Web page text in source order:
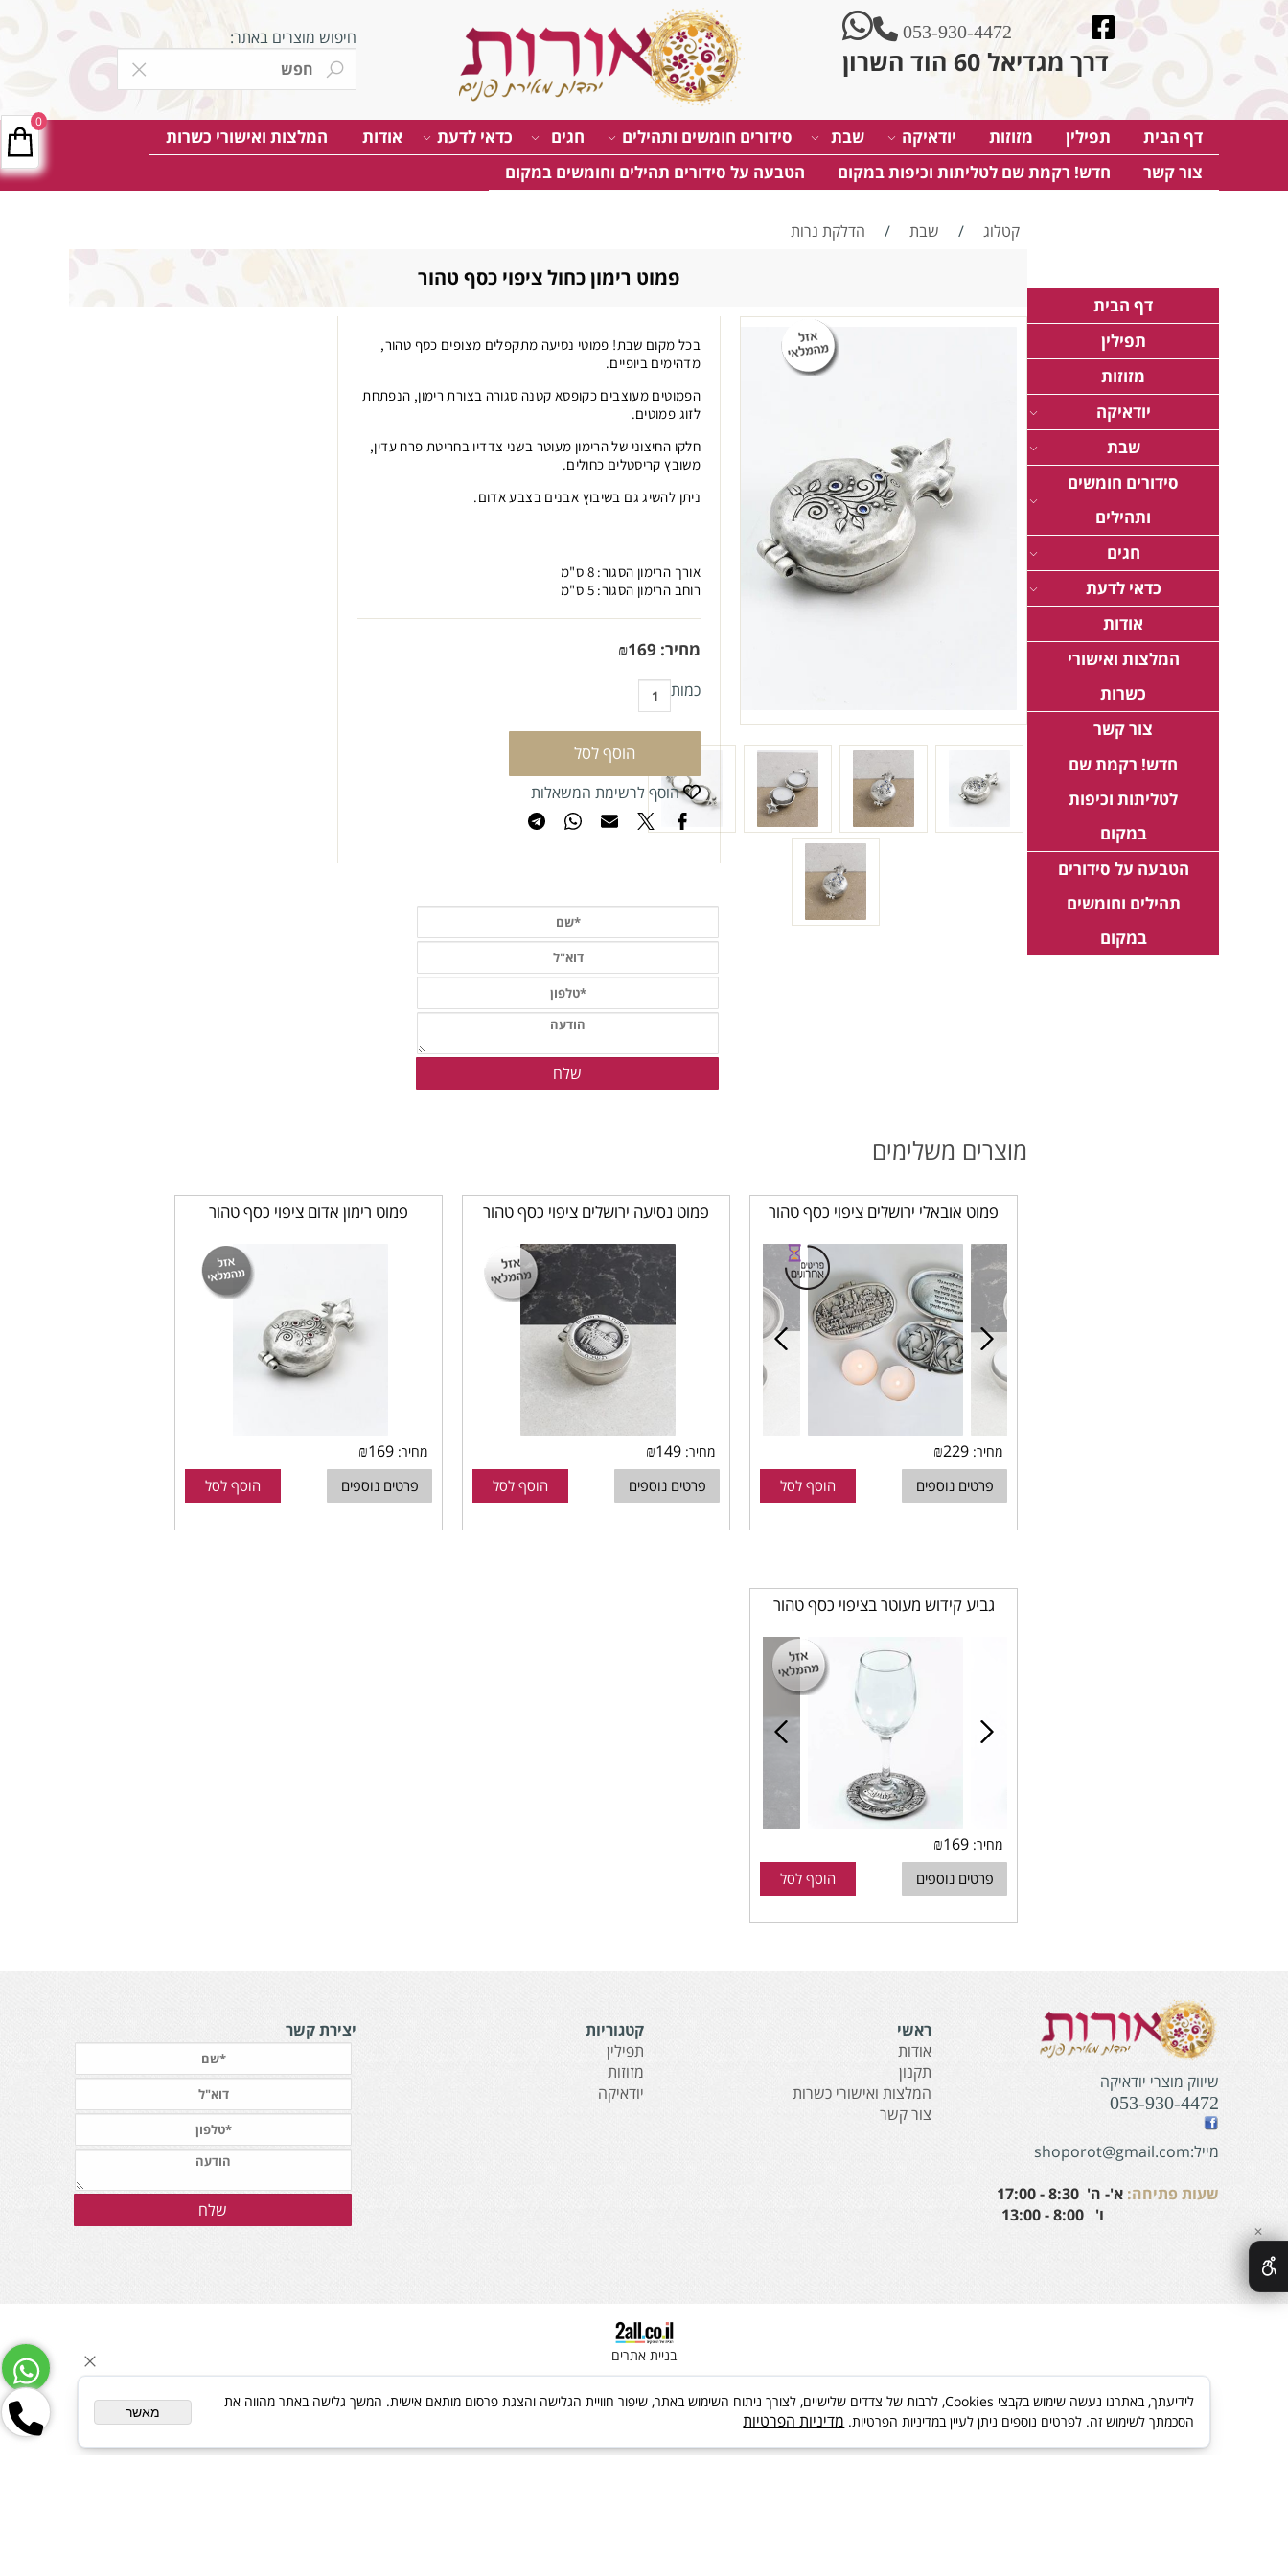
053-930-4472
דרך מגדיאל 60 הוד השרון
חיפוש מוצרים באתר:
דף הבית תפילין מזוזות יודאיקה שבת סידורים חומשים ותהילים חגים כדאי לדעת אודות
המלצות ואישורי כשרות
צור קשר
חדש! רקמת שם לטליתות וכיפות במקום הטבעה על סידורים תהילים וחומשים במקום
דף הבית
תפילין
מזוזות
יודאיקה
שבת
סידורים חומשים
ותהילים
חגים
כדאי לדעת
אודות
המלצות ואישורי
כשרות
צור קשר
חדש! רקמת שם
לטליתות וכיפות
במקום
הטבעה על סידורים
תהילים וחומשים
במקום
קטלוג / שבת / הדלקת נרות
פמוט רימון כחול ציפוי כסף טהור
בכל מקום שבת! פמוטי נסיעה מתקפלים מצופים כסף טהור,
מדהימים ביופיים.
הפמוטים מעוצבים כקופסא קטנה סגורה בצורת רימון, הנפתחת
לזוג פמוטים.
חלקו החיצוני של הרימון מעוטר בשני צדדיו בחריטת פרח עדין,
משובץ קריסטלים כחולים.
ניתן להשיג גם בשיבוץ אבנים בצבע אדום.
אורך הרימון הסגור: 8 ס"מ
רוחב הרימון הסגור: 5 ס"מ
מחיר: ₪169
כמות
הוסף לסל
הוסף לרשימת המשאלות
0
מוצרים משלימים
פמוט אובאלי ירושלים ציפוי כסף טהור
מחיר: ₪229
פרטים נוספים הוסף לסל
פמוט נסיעה ירושלים ציפוי כסף טהור
מחיר: ₪149
פרטים נוספים הוסף לסל
פמוט רימון אדום ציפוי כסף טהור
מחיר: ₪169
פרטים נוספים הוסף לסל
גביע קידוש מעוטר בציפוי כסף טהור
מחיר: ₪169
פרטים נוספים הוסף לסל
שיווק מוצרי יודאיקה
053-930-4472
מייל:shoporot@gmail.com
שעות פתיחה: א'- ה' 8:30 - 17:00
ו' 8:00 - 13:00
ראשי
אודות
תקנון
המלצות ואישורי כשרות
צור קשר
קטגוריות
תפילין
מזוזות
יודאיקה
יצירת קשר
בניית אתרים
✕
לידיעתך, באתרנו נעשה שימוש בקבצי Cookies, לרבות של צדדים שלישיים, לצורך ניתוח השימוש באתר, שיפור חוויית הגלישה והצגת פרסום מותאם אישית. המשך גלישה באתר מהווה את
הסכמתך לשימוש זה. לפרטים נוספים ניתן לעיין במדיניות הפרטיות. מדיניות הפרטיות מאשר